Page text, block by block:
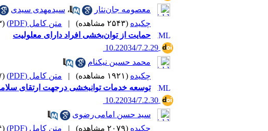
معصومه جان‌نثار
، سیدمهدی سیدی
چکیده (۲۵۴۳ مشاهده) | متن کامل (PDF)
(۷۰۳ دریافت)
حمایت از توان‌بخشی افراد دارای معلولیت
‎ 10.22034/7.2.29
محمد حسین نیکنام
چکیده (۱۹۲۱ مشاهده) | متن کامل (PDF)
(۶۹۷ دریافت)
توسعه خدمات توانبخشی درجهت ارتقای
‎ 10.22034/7.2.30
سید حسن امامی‌رضوی
چکیده (۲۰۷۹ مشاهده) | متن کامل (PDF)
(۶۲۴ دریافت)